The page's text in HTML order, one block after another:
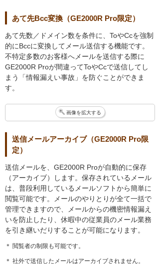
あて先Bcc変換（GE2000R Pro限定）
あて先数／ドメイン数を条件に、ToやCcを強制
的にBccに変換してメール送信する機能です。
不特定多数のお客様へメールを送信する際に
GE2000R Proが間違ってToやCcで送信してし
まう「情報漏えい事故」を防ぐことができま
す。
画像を拡大する
送信メールアーカイブ（GE2000R Pro限
定）
送信メールを、GE2000R Proが自動的に保存
（アーカイブ）します。保存されているメール
は、普段利用しているメールソフトから簡単に
閲覧可能です。メールのやりとりが全て一括で
管理できますので、メールからの機密情報漏え
いを防止したり、休暇中の従業員のメール業務
を引き継いだりすることが可能になります。
＊ 閲覧者の制限も可能です。
＊ 社外で送信したメールはアーカイブされません。